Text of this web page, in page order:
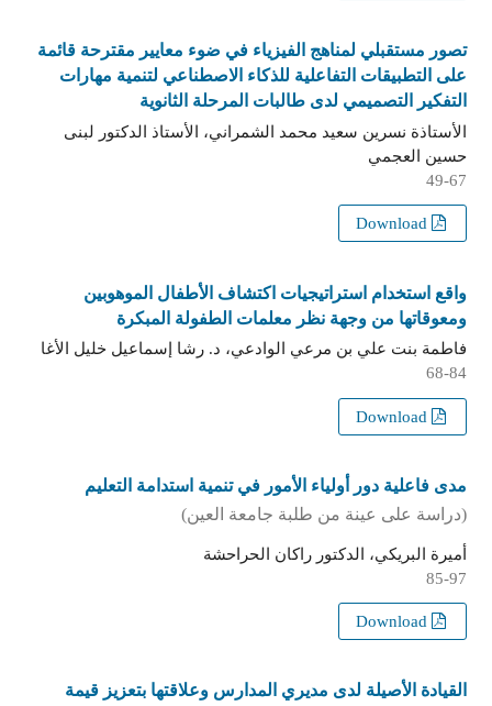
تصور مستقبلي لمناهج الفيزياء في ضوء معايير مقترحة قائمة
على التطبيقات التفاعلية للذكاء الاصطناعي لتنمية مهارات
التفكير التصميمي لدى طالبات المرحلة الثانوية
الأستاذة نسرين سعيد محمد الشمراني، الأستاذ الدكتور لبنى
حسين العجمي
49-67
Download
واقع استخدام استراتيجيات اكتشاف الأطفال الموهوبين
ومعوقاتها من وجهة نظر معلمات الطفولة المبكرة
فاطمة بنت علي بن مرعي الوادعي، د. رشا إسماعيل خليل الأغا
68-84
مدى فاعلية دور أولياء الأمور في تنمية استدامة التعليم
(دراسة على عينة من طلبة جامعة العين)
أميرة البريكي، الدكتور راكان الحراحشة
85-97
القيادة الأصيلة لدى مديري المدارس وعلاقتها بتعزيز قيمة